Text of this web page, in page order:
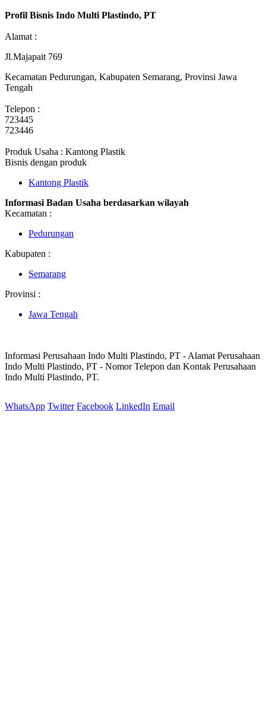
Profil Bisnis Indo Multi Plastindo, PT
Alamat :
Jl.Majapait 769
Kecamatan Pedurungan, Kabupaten Semarang, Provinsi Jawa
Tengah
Telepon :
723445
723446
Produk Usaha : Kantong Plastik
Bisnis dengan produk
Kantong Plastik
Informasi Badan Usaha berdasarkan wilayah
Kecamatan :
Pedurungan
Kabupaten :
Semarang
Provinsi :
Jawa Tengah
Informasi Perusahaan Indo Multi Plastindo, PT - Alamat Perusahaan
Indo Multi Plastindo, PT - Nomor Telepon dan Kontak Perusahaan
Indo Multi Plastindo, PT.
WhatsApp Twitter Facebook LinkedIn Email